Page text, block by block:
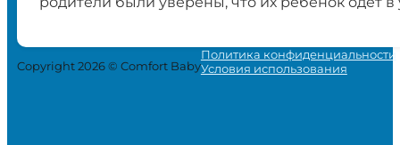
Copyright 2026 © Comfort Baby
Политика конфиденциальности
Условия использования